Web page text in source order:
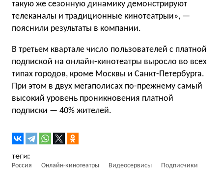
такую же сезонную динамику демонстрируют
телеканалы и традиционные кинотеатрыи», —
пояснили результаты в компании.
В третьем квартале число пользователей с платной
подпиской на онлайн-кинотеатры выросло во всех
типах городов, кроме Москвы и Санкт-Петербурга.
При этом в двух мегаполисах по-прежнему самый
высокий уровень проникновения платной
подписки — 40% жителей.
Россия Онлайн-кинотеатры Видеосервисы Подписчики